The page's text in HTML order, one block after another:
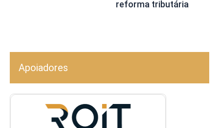
reforma tributária
Apoiadores